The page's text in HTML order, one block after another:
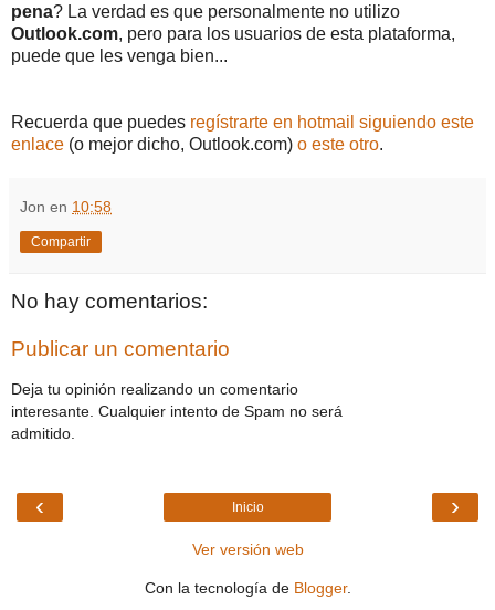
pena? La verdad es que personalmente no utilizo
Outlook.com, pero para los usuarios de esta plataforma,
puede que les venga bien...
Recuerda que puedes regístrarte en hotmail siguiendo este
enlace (o mejor dicho, Outlook.com) o este otro.
Jon en 10:58
Compartir
No hay comentarios:
Publicar un comentario
Deja tu opinión realizando un comentario
interesante. Cualquier intento de Spam no será
admitido.
‹ ›
Inicio
Ver versión web
Con la tecnología de Blogger.